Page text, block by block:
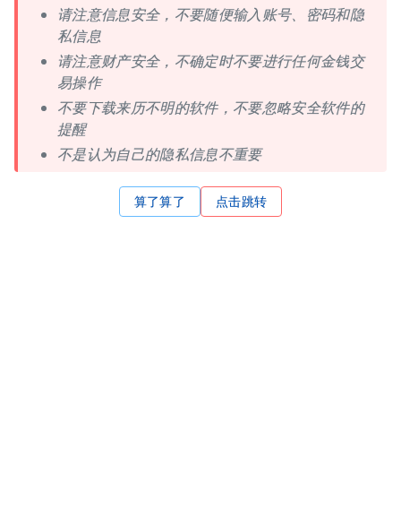
请注意信息安全，不要随便输入账号、密码和隐
私信息
请注意财产安全，不确定时不要进行任何金钱交
易操作
不要下载来历不明的软件，不要忽略安全软件的
提醒
不是认为自己的隐私信息不重要
算了算了 点击跳转